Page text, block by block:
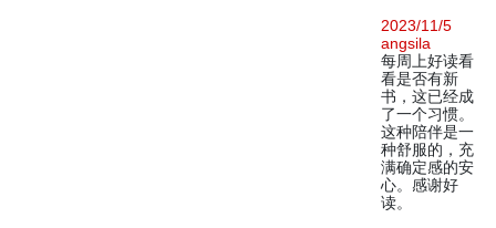
2023/11/5
angsila
每周上好读看
看是否有新
书，这已经成
了一个习惯。
这种陪伴是一
种舒服的，充
满确定感的安
心。感谢好
读。